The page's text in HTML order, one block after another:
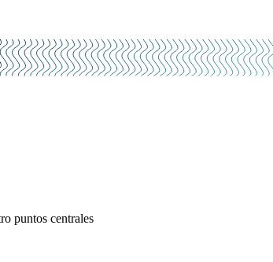
puntos centrales